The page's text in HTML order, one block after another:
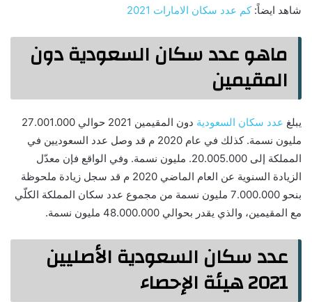
شاهد ايضاً:كم عدد سكان الامارات 2021
ماهو عدد سكان السعودية دون
المقيمين
يبلغ عدد سكان السعودية
دون المقيمين 2021 حوالي 27.001.000
مليون نسمة. كذلك في عام 2020 م قد وصل عدد السعوديين في
المملكة إلى 20.005.000. مليون نسمة. وفي الواقع فإن معدّل
الزيادة السنوية عن العام الماضي 2020 م قد سجل زيادة ملحوظة
بنحو 7.000.000 مليون نسمة من مجموع عدد سكان المملكة الكلّي
مع المقيمين، والذي يقدر بحوالي 48.000.000 مليون نسمة.
عدد سكان السعودية الأصليين
2021 هيئة الإحصاء